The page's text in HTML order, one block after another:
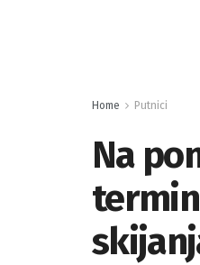
Home Putnici
Na